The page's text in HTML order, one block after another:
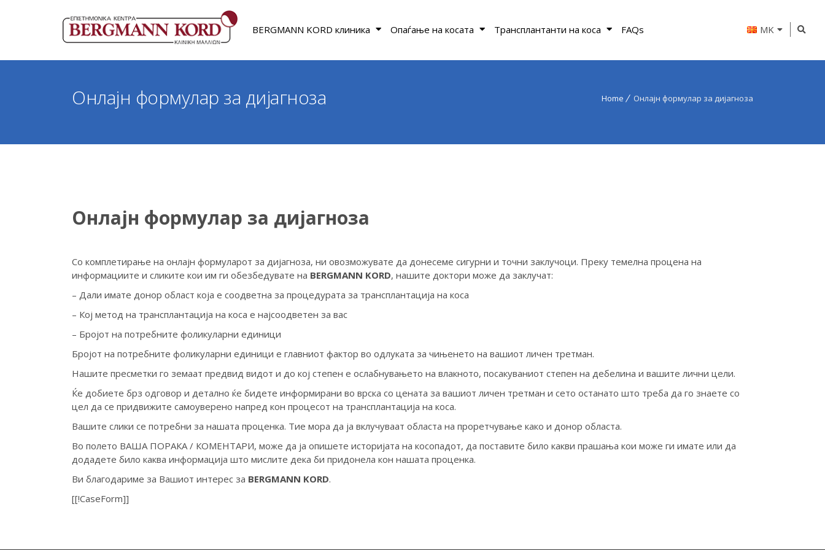
BERGMANN KORD клиника Опаѓање на косата Трансплантанти на коса FAQs MK
Home Онлајн формулар за дијагноза
Онлајн формулар за дијагноза
Онлајн формулар за дијагноза
Со комплетирање на онлајн формуларот за дијагноза, ни овозможувате да донесеме сигурни и точни заклучоци. Преку темелна процена на
информациите и сликите кои им ги обезбедувате на BERGMANN KORD, нашите доктори може да заклучат:
– Дали имате донор област која е соодветна за процедурата за трансплантација на коса
– Кој метод на трансплантација на коса е најсоодветен за вас
– Бројот на потребните фоликуларни единици
Бројот на потребните фоликуларни единици е главниот фактор во одлуката за чињенето на вашиот личен третман.
Нашите пресметки го земаат предвид видот и до кој степен е ослабнувањето на влакното, посакуваниот степен на дебелина и вашите лични цели.
Ќе добиете брз одговор и детално ќе бидете информирани во врска со цената за вашиот личен третман и сето останато што треба да го знаете со
цел да се придвижите самоуверено напред кон процесот на трансплантација на коса.
Вашите слики се потребни за нашата проценка. Тие мора да ја вклучуваат областа на проретчување како и донор областа.
Во полето ВАША ПОРАКА / КОМЕНТАРИ, може да ја опишете историјата на косопадот, да поставите било какви прашања кои може ги имате или да
додадете било каква информација што мислите дека би придонела кон нашата проценка.
Ви благодариме за Вашиот интерес за BERGMANN KORD.
[[!CaseForm]]